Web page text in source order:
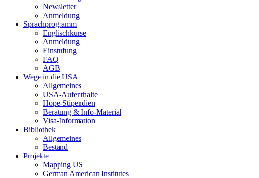
Newsletter
Anmeldung
Sprachprogramm
Englischkurse
Anmeldung
Einstufung
FAQ
AGB
Wege in die USA
Allgemeines
USA-Aufenthalte
Hope-Stipendien
Beratung & Info-Material
Visa-Information
Bibliothek
Allgemeines
Bestand
Projekte
Mapping US
German American Institutes